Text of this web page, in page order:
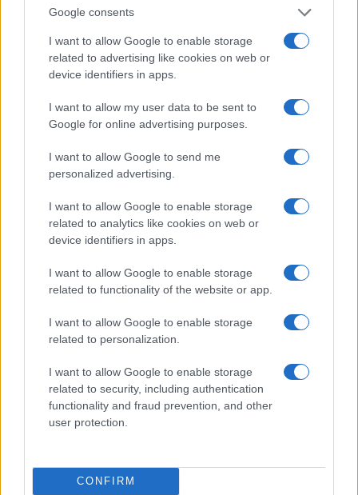
Google consents
I want to allow Google to enable storage
related to advertising like cookies on web or
device identifiers in apps.
I want to allow my user data to be sent to
Google for online advertising purposes.
I want to allow Google to send me
personalized advertising.
I want to allow Google to enable storage
related to analytics like cookies on web or
device identifiers in apps.
I want to allow Google to enable storage
related to functionality of the website or app.
I want to allow Google to enable storage
related to personalization.
I want to allow Google to enable storage
related to security, including authentication
functionality and fraud prevention, and other
user protection.
CONFIRM
Új és Használt GSM kiemelt ajánlatok
Apple iPhone 15 Pro Max
Nyugati GSM
320.000 Ft (új)
Apple iPhone 14 Pro Max